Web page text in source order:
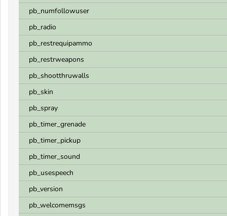
pb_numfollowuser
pb_radio
pb_restrequipammo
pb_restrweapons
pb_shootthruwalls
pb_skin
pb_spray
pb_timer_grenade
pb_timer_pickup
pb_timer_sound
pb_usespeech
pb_version
pb_welcomemsgs